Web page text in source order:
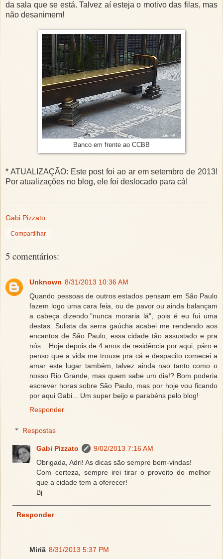
da sala que se está. Talvez aí esteja o motivo das filas, mas
não desanimem!
Banco em frente ao CCBB
* ATUALIZAÇÃO: Este post foi ao ar em setembro de 2013!
Por atualizações no blog, ele foi deslocado para cá!
Gabi Pizzato
Compartilhar
5 comentários:
Unknown 8/31/2013 10:36 AM
Quando pessoas de outros estados pensam em São Paulo
fazem logo uma cara feia, ou de pavor ou ainda balançam
a cabeça dizendo:"nunca moraria lá", pois é eu fui uma
destas. Sulista da serra gaúcha acabei me rendendo aos
encantos de São Paulo, essa cidade tão assustado e pra
nós... Hoje depois de 4 anos de residência por aqui, páro e
penso que a vida me trouxe pra cá e despacito comecei a
amar este lugar também, talvez ainda nao tanto como o
nosso Rio Grande, mas quem sabe um dia!? Bom poderia
escrever horas sobre São Paulo, mas por hoje vou ficando
por aqui Gabi... Um super beijo e parabéns pelo blog!
Responder
Respostas
Gabi Pizzato
9/02/2013 7:16 AM
Obrigada, Adri! As dicas são sempre bem-vindas!
Com certeza, sempre irei tirar o proveito do melhor
que a cidade tem a oferecer!
Bj
Responder
Miriã 8/31/2013 5:37 PM